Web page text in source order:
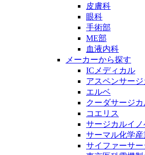
皮膚科
眼科
手術部
ME部
血液内科
メーカーから探す
ICメディカル
アスペンサー
エルベ
クーダサージ
コエリス
サージカルイ
サーマル化学産
サイファーサ